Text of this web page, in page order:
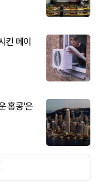
킨 메이
홍콩'은